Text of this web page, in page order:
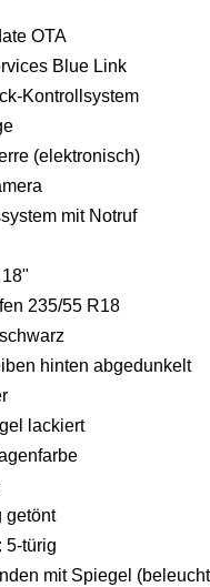
OTA
Blue Link
Kontrollsystem
(elektronisch)
mit Notruf
235/55 R18
hinten abgedunkelt
lackiert
getönt
5-türig
mit Spiegel